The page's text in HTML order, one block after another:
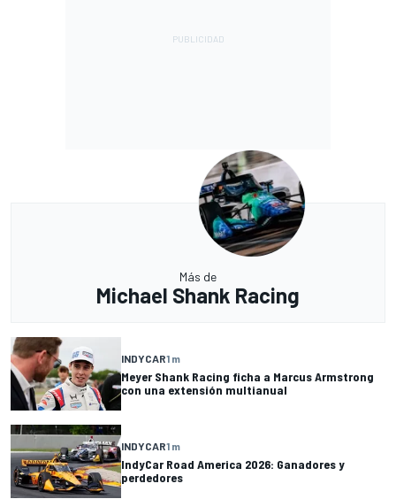
Más de
Michael Shank Racing
INDYCAR1 m
Meyer Shank Racing ficha a Marcus Armstrong
con una extensión multianual
INDYCAR1 m
IndyCar Road America 2026: Ganadores y
perdedores